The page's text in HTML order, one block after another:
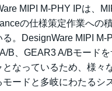
MIPI M-PHY IPは、
の仕様策定作業への
る。DesignWare MIPI
B、GEAR3 A/Bモード
となっているため、様々
モードと多岐にわたるシ